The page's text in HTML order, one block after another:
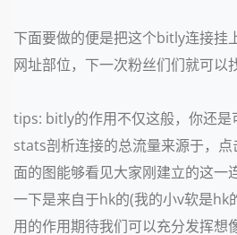
下面要做的便是把这个bitly连接挂
网址部位，下一次粉丝们们就可以
tips: bitly的作用不仅这般，你还是
stats剖析连接的总流量来源于，
面的图能够看见大家刚建立的这一
一下是来自于hk的(我的小v软是hk
用的作用期待我们可以充分发挥想